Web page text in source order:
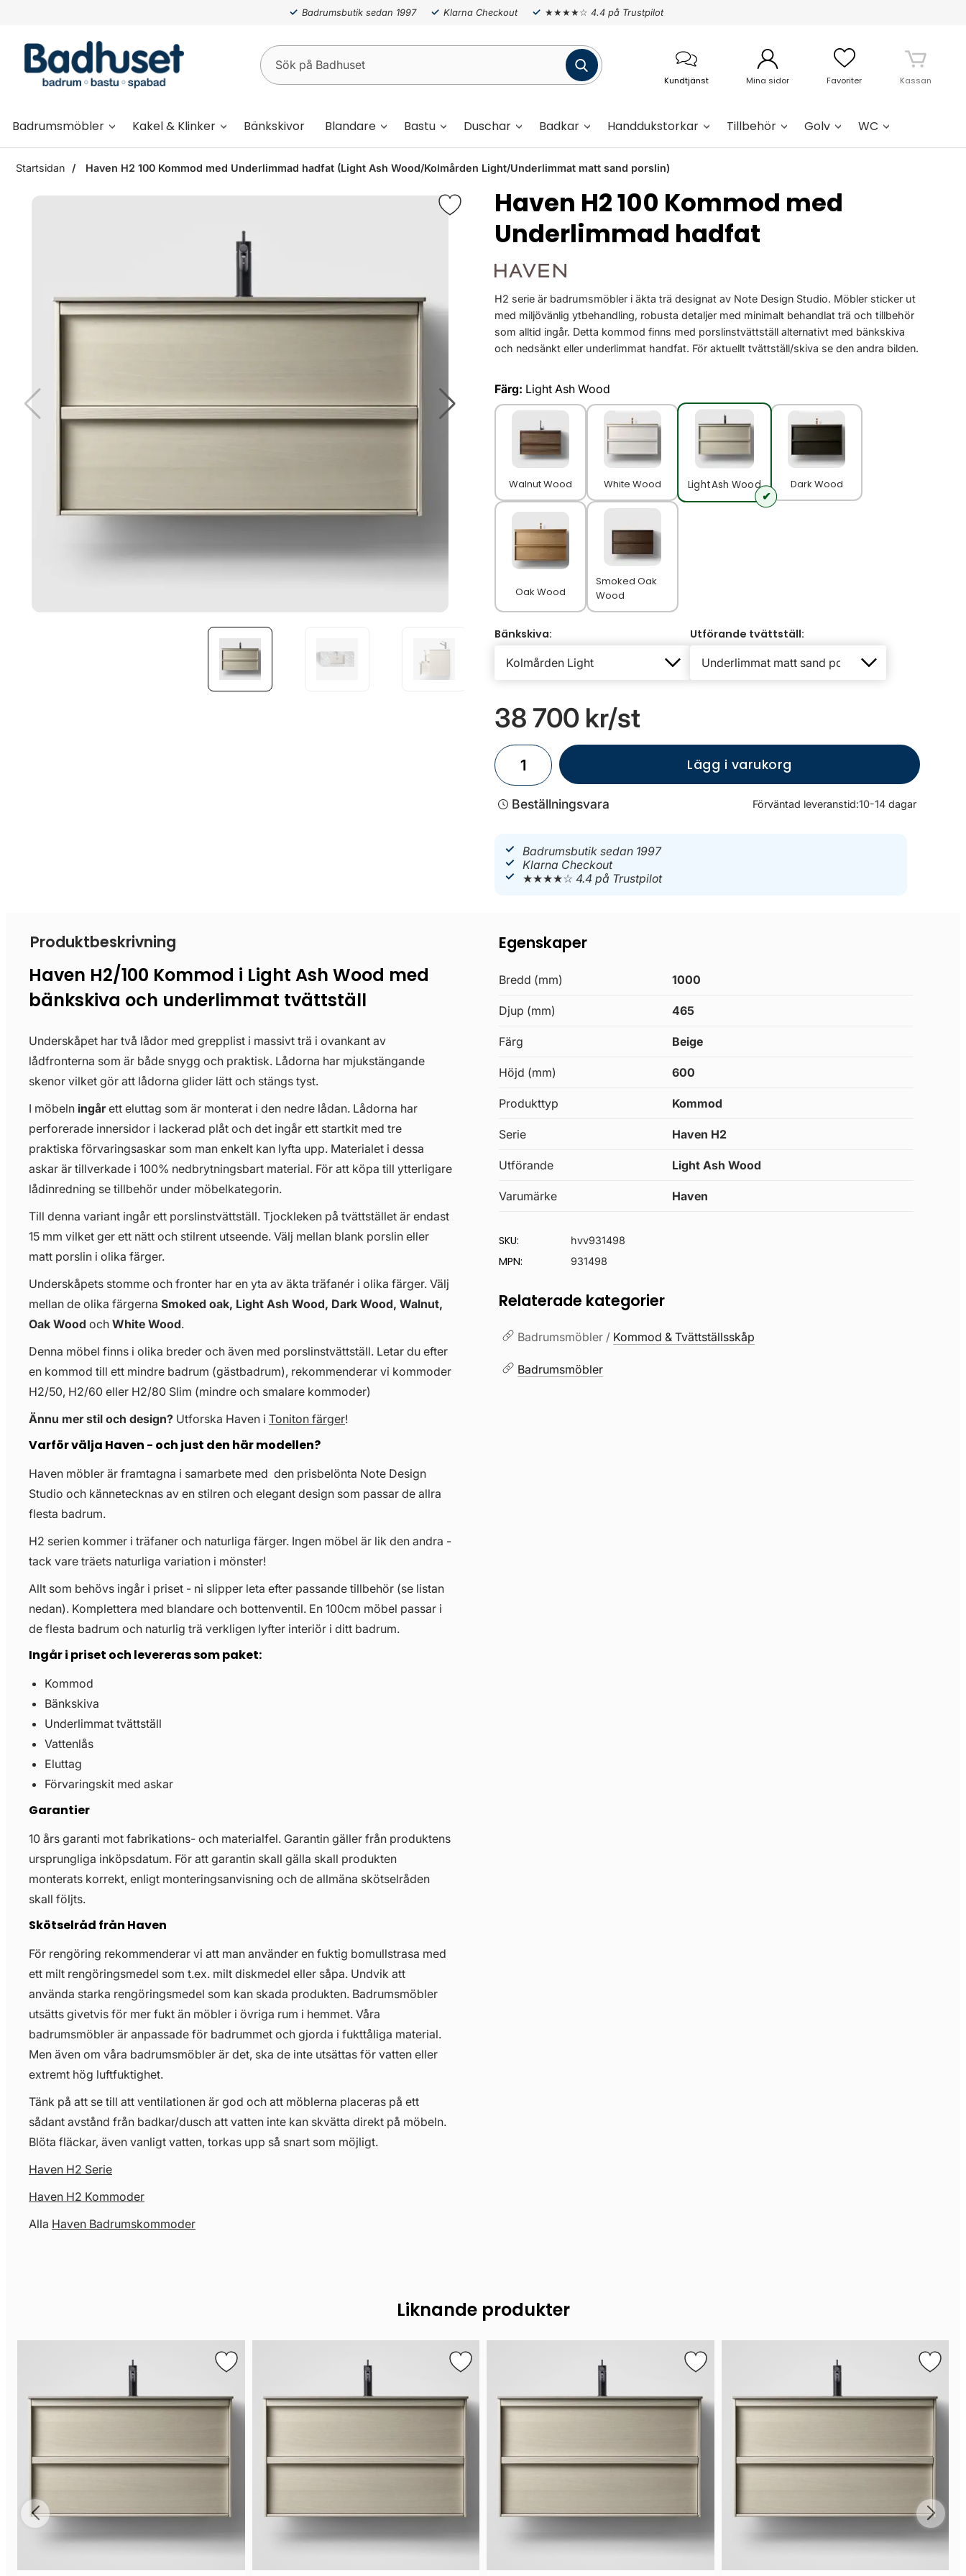
Badrumsbutik sedan 1997 Klarna Checkout ★★★★☆ 4.4 på Trustpilot
Kundtjänst Mina sidor Favoriter Kassan
Badrumsmöbler Kakel & Klinker Bänkskivor Blandare Bastu Duschar Badkar Handdukstorkar Tillbehör Golv WC
Startsidan Haven H2 100 Kommod med Underlimmad hadfat (Light Ash Wood/Kolmården Light/Underlimmat matt sand porslin)
Haven H2 100 Kommod med
Underlimmad hadfat
H2 serie är badrumsmöbler i äkta trä designat av Note Design Studio. Möbler sticker ut
med miljövänlig ytbehandling, robusta detaljer med minimalt behandlat trä och tillbehör
som alltid ingår. Detta kommod finns med porslinstvättställ alternativt med bänkskiva
och nedsänkt eller underlimmat handfat. För aktuellt tvättställ/skiva se den andra bilden.
Färg: Light Ash Wood
Walnut Wood White Wood Light Ash Wood Dark Wood
Oak Wood
Smoked Oak
Wood
Bänkskiva: Utförande tvättställ:
38 700 kr/st
Lägg i varukorg
Beställningsvara Förväntad leveranstid:10-14 dagar
Badrumsbutik sedan 1997
Klarna Checkout
★★★★☆4.4 på Trustpilot
Produktbeskrivning
Haven H2/100 Kommod i Light Ash Wood med
bänkskiva och underlimmat tvättställ
Underskåpet har två lådor med grepplist i massivt trä i ovankant av
lådfronterna som är både snygg och praktisk. Lådorna har mjukstängande
skenor vilket gör att lådorna glider lätt och stängs tyst.
I möbeln ingårett eluttag som är monterat i den nedre lådan. Lådorna har
perforerade innersidor i lackerad plåt och det ingår ett startkit med tre
praktiska förvaringsaskar som man enkelt kan lyfta upp. Materialet i dessa
askar är tillverkade i 100% nedbrytningsbart material. För att köpa till ytterligare
lådinredning se tillbehör under möbelkategorin.
Till denna variant ingår ett porslinstvättställ. Tjockleken på tvättstället är endast
15 mm vilket ger ett nätt och stilrent utseende. Välj mellan blank porslin eller
matt porslin i olika färger.
Underskåpets stomme och fronter har en yta av äkta träfanér i olika färger. Välj
mellan de olika färgerna Smoked oak, Light Ash Wood, Dark Wood, Walnut,
Oak Wood och White Wood.
Denna möbel finns i olika breder och även med porslinstvättställ. Letar du efter
en kommod till ett mindre badrum (gästbadrum), rekommenderar vi kommoder
H2/50, H2/60 eller H2/80 Slim (mindre och smalare kommoder)
Ännu mer stil och design? Utforska Haven i Toniton färger!
Varför välja Haven - och just den här modellen?
Haven möbler är framtagna i samarbete med den prisbelönta Note Design
Studio och kännetecknas av en stilren och elegant design som passar de allra
flesta badrum.
H2 serien kommer i träfaner och naturliga färger. Ingen möbel är lik den andra -
tack vare träets naturliga variation i mönster!
Allt som behövs ingår i priset - ni slipper leta efter passande tillbehör (se listan
nedan). Komplettera med blandare och bottenventil. En 100cm möbel passar i
de flesta badrum och naturlig trä verkligen lyfter interiör i ditt badrum.
Ingår i priset och levereras som paket:
Kommod
Bänkskiva
Underlimmat tvättställ
Vattenlås
Eluttag
Förvaringskit med askar
Garantier
10 års garanti mot fabrikations- och materialfel. Garantin gäller från produktens
ursprungliga inköpsdatum. För att garantin skall gälla skall produkten
monterats korrekt, enligt monteringsanvisning och de allmäna skötselråden
skall följts.
Skötselråd från Haven
För rengöring rekommenderar vi att man använder en fuktig bomullstrasa med
ett milt rengöringsmedel som t.ex. milt diskmedel eller såpa. Undvik att
använda starka rengöringsmedel som kan skada produkten. Badrumsmöbler
utsätts givetvis för mer fukt än möbler i övriga rum i hemmet. Våra
badrumsmöbler är anpassade för badrummet och gjorda i fukttåliga material.
Men även om våra badrumsmöbler är det, ska de inte utsättas för vatten eller
extremt hög luftfuktighet.
Tänk på att se till att ventilationen är god och att möblerna placeras på ett
sådant avstånd från badkar/dusch att vatten inte kan skvätta direkt på möbeln.
Blöta fläckar, även vanligt vatten, torkas upp så snart som möjligt.
Haven H2 Serie
Haven H2 Kommoder
Alla Haven Badrumskommoder
Egenskaper
Bredd (mm) 1000
Djup (mm) 465
Färg Beige
Höjd (mm) 600
Produkttyp Kommod
Serie Haven H2
Utförande Light Ash Wood
Varumärke Haven
SKU: hvv931498
MPN: 931498
Relaterade kategorier
Badrumsmöbler / Kommod & Tvättställsskåp
Badrumsmöbler
Liknande produkter